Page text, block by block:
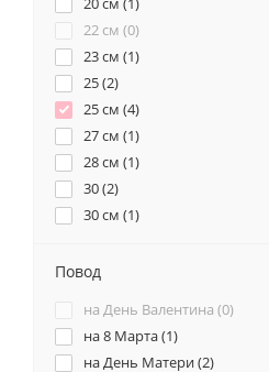
Черный (
Разноцветный (
Золотой (
18 (0)
19 (1)
201 (0 )
21 (0)
23 (0)
25 (2)
27 (0)
29 (0)
3 ( 0)
31 (
33 (0)
35 (1 )
37 (0)
22 см (0)
23 см (1)
25 (2)
25 см (4)
27 см (1)
28 см (1)
30 (2)
30 см (1)
35 см (
40 см ( 169)
43 см (1)
Повод
на День Валентина (0)
на 8 Марта (1)
на День Матери (2)